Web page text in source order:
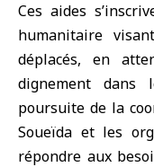
Ces aides
humanitaire
déplacés, en
dignement dans
poursuite de la
Soueïda et les
répondre aux